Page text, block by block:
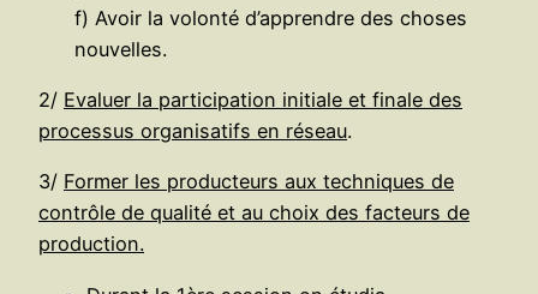
f) Avoir la volonté d’apprendre des choses
nouvelles.
2/ Evaluer la participation initiale et finale des
processus organisatifs en réseau.
3/ Former les producteurs aux techniques de
contrôle de qualité et au choix des facteurs de
production.